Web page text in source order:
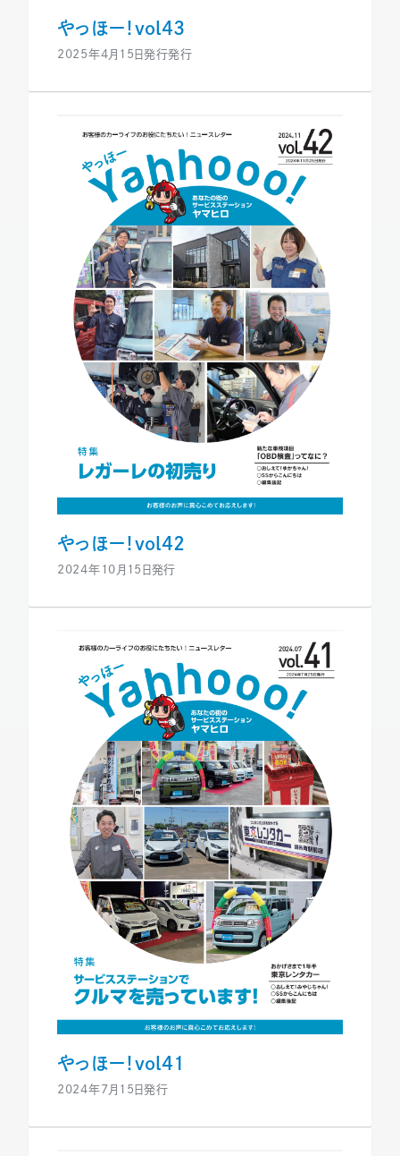
やっほー！vol43
2025年4月15日発行発行
やっほー！vol42
2024年10月15日発行
やっほー！vol41
2024年7月15日発行